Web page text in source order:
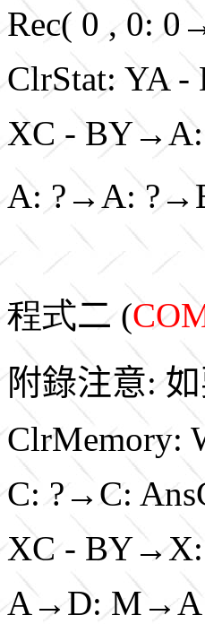
Rec( 0 , 0:
ClrStat: YA -
XC -
A: ?→A:
程式二 (
附錄注意:
C: ?→C:
XC -
A→D: M→A: